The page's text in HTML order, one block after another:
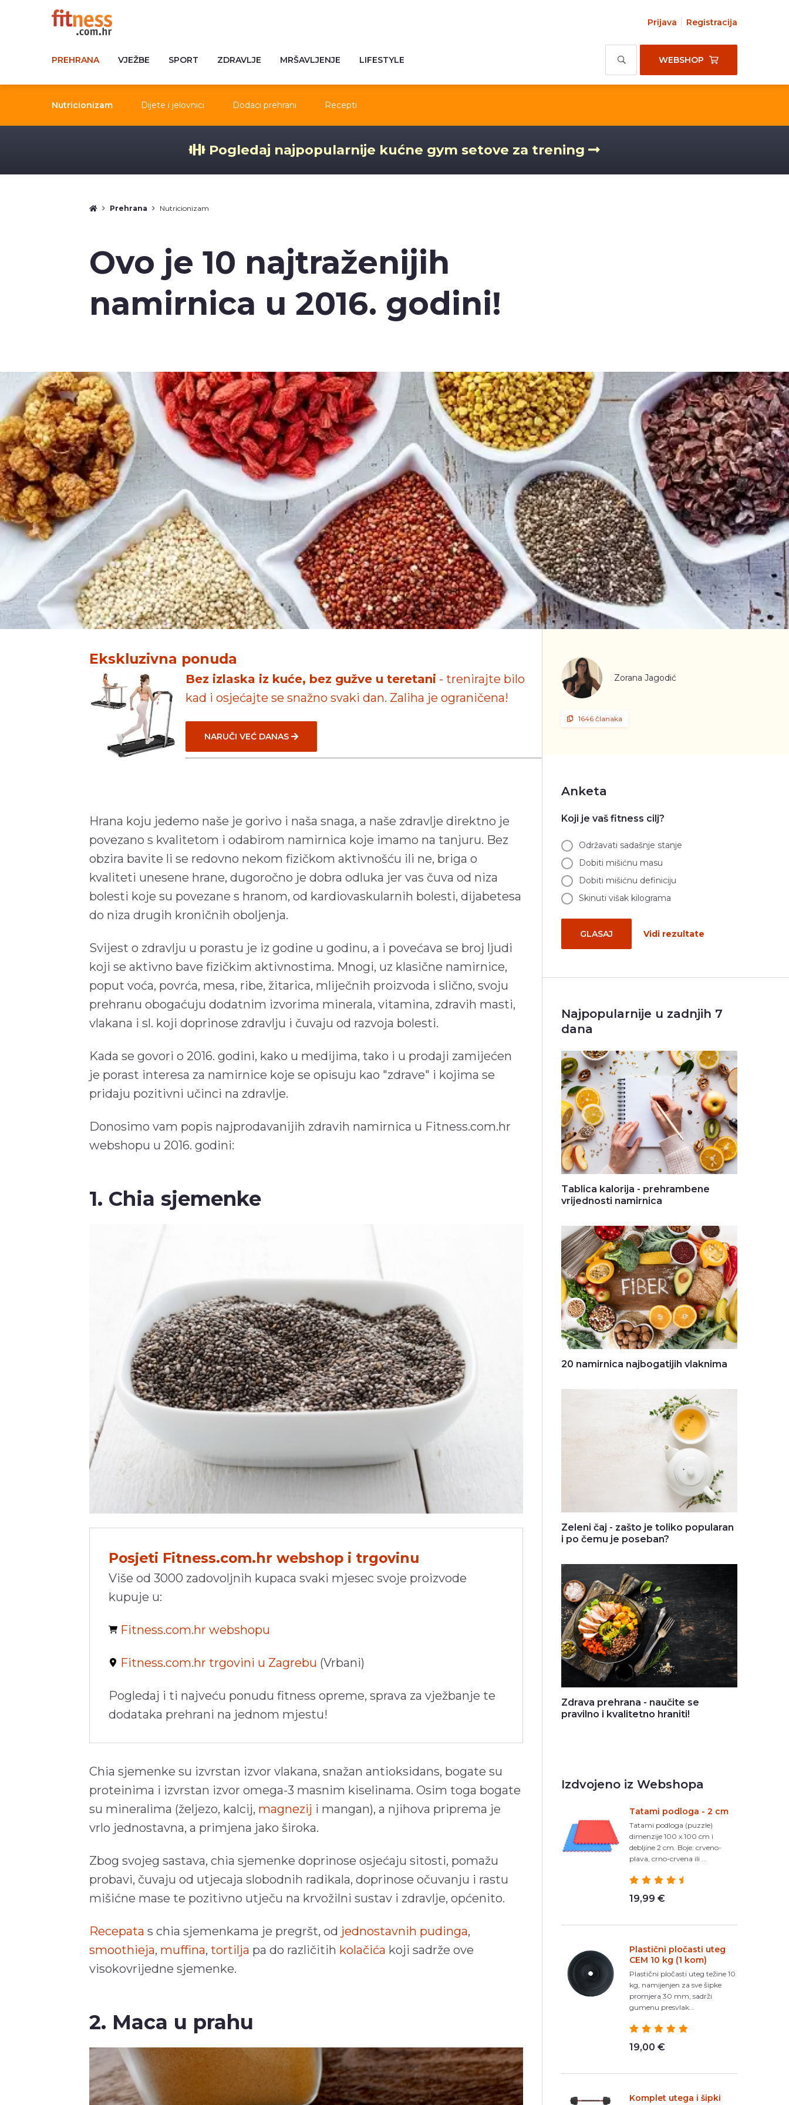
Prijava Registracija
PREHRANA VJEŽBE SPORT ZDRAVLJE MRŠAVLJENJE LIFESTYLE WEBSHOP
Nutricionizam Dijete i jelovnici Dodaci prehrani Recepti
Pogledaj najpopularnije kućne gym setove za trening
Prehrana Nutricionizam
Ovo je 10 najtraženijih
namirnica u 2016. godini!
Ekskluzivna ponuda
Bez izlaska iz kuće, bez gužve u teretani - trenirajte bilo
kad i osjećajte se snažno svaki dan. Zaliha je ograničena!
NARUČI VEĆ DANAS
Hrana koju jedemo naše je gorivo i naša snaga, a naše zdravlje direktno je
povezano s kvalitetom i odabirom namirnica koje imamo na tanjuru. Bez
obzira bavite li se redovno nekom fizičkom aktivnošću ili ne, briga o
kvaliteti unesene hrane, dugoročno je dobra odluka jer vas čuva od niza
bolesti koje su povezane s hranom, od kardiovaskularnih bolesti, dijabetesa
do niza drugih kroničnih oboljenja.
Svijest o zdravlju u porastu je iz godine u godinu, a i povećava se broj ljudi
koji se aktivno bave fizičkim aktivnostima. Mnogi, uz klasične namirnice,
poput voća, povrća, mesa, ribe, žitarica, mliječnih proizvoda i slično, svoju
prehranu obogaćuju dodatnim izvorima minerala, vitamina, zdravih masti,
vlakana i sl. koji doprinose zdravlju i čuvaju od razvoja bolesti.
Kada se govori o 2016. godini, kako u medijima, tako i u prodaji zamijećen
je porast interesa za namirnice koje se opisuju kao "zdrave" i kojima se
pridaju pozitivni učinci na zdravlje.
Donosimo vam popis najprodavanijih zdravih namirnica u Fitness.com.hr
webshopu u 2016. godini:
1. Chia sjemenke
Posjeti Fitness.com.hr webshop i trgovinu
Više od 3000 zadovoljnih kupaca svaki mjesec svoje proizvode
kupuje u:
Fitness.com.hr webshopu
Fitness.com.hr trgovini u Zagrebu (Vrbani)
Pogledaj i ti najveću ponudu fitness opreme, sprava za vježbanje te
dodataka prehrani na jednom mjestu!
Chia sjemenke su izvrstan izvor vlakana, snažan antioksidans, bogate su
proteinima i izvrstan izvor omega-3 masnim kiselinama. Osim toga bogate
su mineralima (željezo, kalcij, magnezij i mangan), a njihova priprema je
vrlo jednostavna, a primjena jako široka.
Zbog svojeg sastava, chia sjemenke doprinose osjećaju sitosti, pomažu
probavi, čuvaju od utjecaja slobodnih radikala, doprinose očuvanju i rastu
mišićne mase te pozitivno utječu na krvožilni sustav i zdravlje, općenito.
Recepata s chia sjemenkama je pregršt, od jednostavnih pudinga,
smoothieja, muffina, tortilja pa do različitih kolačića koji sadrže ove
visokovrijedne sjemenke.
2. Maca u prahu
Zorana Jagodić
1646 članaka
Anketa
Koji je vaš fitness cilj?
Održavati sadašnje stanje
Dobiti mišićnu masu
Dobiti mišićnu definiciju
Skinuti višak kilograma
GLASAJ Vidi rezultate
Najpopularnije u zadnjih 7
dana
Tablica kalorija - prehrambene
vrijednosti namirnica
20 namirnica najbogatijih vlaknima
Zeleni čaj - zašto je toliko popularan
i po čemu je poseban?
Zdrava prehrana - naučite se
pravilno i kvalitetno hraniti!
Izdvojeno iz Webshopa
Tatami podloga - 2 cm
Tatami podloga (puzzle)
dimenzije 100 x 100 cm i
debljine 2 cm. Boje: crveno-
plava, crno-crvena ili ...
19,99 €
Plastični pločasti uteg
CEM 10 kg (1 kom)
Plastični pločasti uteg težine 10
kg, namijenjen za sve šipke
promjera 30 mm, sadrži
gumenu presvlak...
19,00 €
Komplet utega i šipki